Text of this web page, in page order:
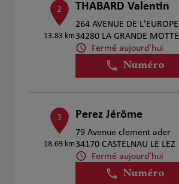
2
13.83 km
THABARD Valentin
264 AVENUE DE L'EUROPE
34280 LA GRANDE MOTTE
Fermé aujourd'hui
Numéro
3
18.69 km
Perez Jérôme
79 Avenue clement ader
34170 CASTELNAU LE LEZ
Fermé aujourd'hui
Numéro